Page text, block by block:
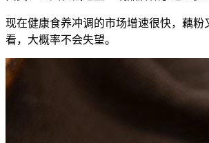
现在健康食养冲调的市场增速很快，藕
看，大概率不会失望。